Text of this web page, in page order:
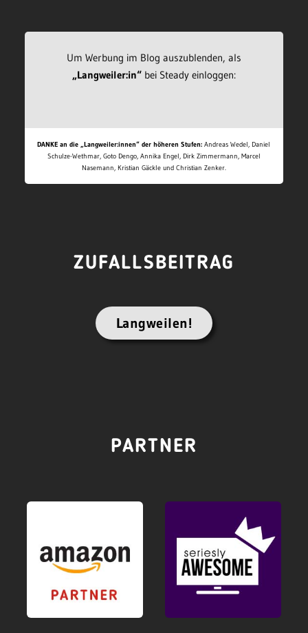
Um Werbung im Blog auszublenden, als
„Langweiler:in“bei Steady einloggen:
DANKE an die „Langweiler:innen“ der höheren Stufen: Andreas Wedel, Daniel
Schulze-Wethmar, Goto Dengo, Annika Engel, Dirk Zimmermann, Marcel
Nasemann, Kristian Gäckle und Christian Zenker.
ZUFALLSBEITRAG
Langweilen!
PARTNER